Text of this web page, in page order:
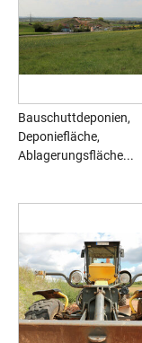
Bauschuttdeponien,
Deponiefläche,
Ablagerungsfläche...